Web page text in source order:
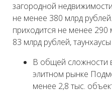
загородной
не менее 380 млрд
приходится не менее 290
83 млрд рублей,
В общей сложности
элитном рынке
менее 2,8 тыс.